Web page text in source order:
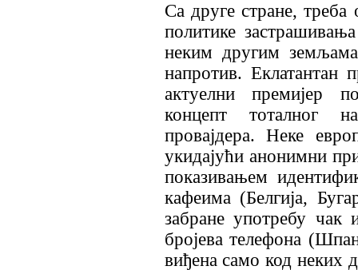
Са друге стране,
политике
неким другим
напротив. Еклатантан
актуелни премијер
концепт тоталног
провајдера. Неке
укидајући анонимни
показивањем
кафеима (Белгија,
забране употребу
бројева телефона
виђена само код неких